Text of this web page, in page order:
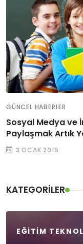
GÜNCEL HABERLER
Sosyal Medya ve
Paylaşmak Artık
3 OCAK 2015
KATEGORILER
EĞITIM